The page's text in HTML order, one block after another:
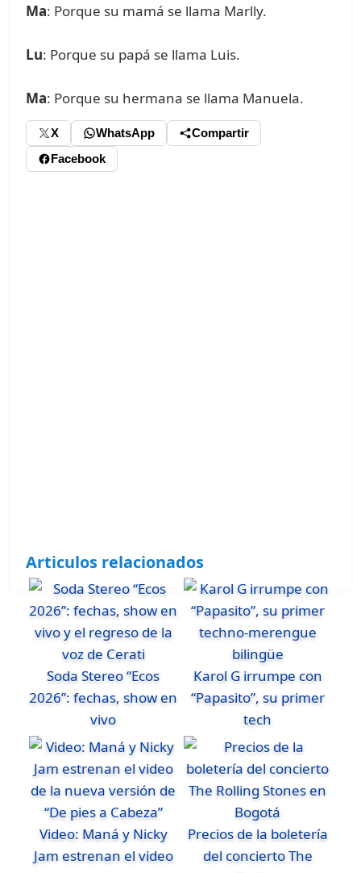
Ma: Porque su mamá se llama Marlly.
Lu: Porque su papá se llama Luis.
Ma: Porque su hermana se llama Manuela.
X WhatsApp
Compartir
Facebook
Articulos relacionados
Soda Stereo “Ecos
2026”: fechas, show en
vivo
Karol G irrumpe con
“Papasito”, su primer
tech
Video: Maná y Nicky
Jam estrenan el video
Precios de la boletería
del concierto The